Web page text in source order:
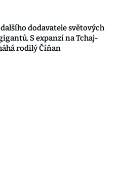
dodavatele světových
S expanzí na Tchaj-
rodilý Číňan